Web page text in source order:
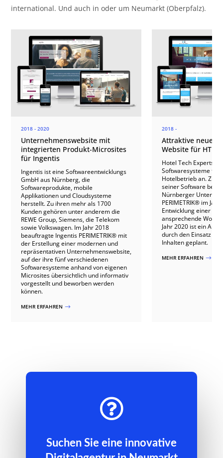
international. Und auch in oder um Neumarkt (Oberpfalz).
2018 - 2020
Unternehmenswebsite mit
integrierten Produkt-Microsites
für Ingentis
Ingentis ist eine Softwareentwicklungs
GmbH aus Nürnberg, die
Softwareprodukte, mobile
Applikationen und Cloudsysteme
herstellt. Zu ihren mehr als 1700
Kunden gehören unter anderem die
REWE Group, Siemens, die Telekom
sowie Volkswagen. Im Jahr 2018
beauftragte Ingentis PERIMETRIK® mit
der Erstellung einer modernen und
repräsentativen Unternehmenswebsite,
auf der ihre fünf verschiedenen
Softwaresysteme anhand von eigenen
Microsites übersichtlich und informativ
vorgestellt und beworben werden
können.
MEHR ERFAHREN $
2018 -
Attraktive neue
Website für HTE
Hotel Tech Experts
Softwaresysteme für
Hotelbetrieb an. Zur
seiner Software
Nürnberger
PERIMETRIK® im
Entwicklung einer
ansprechende
Jahr 2020 ist ein
durch den Einsatz
Inhalten geplant.
MEHR ERFAHREN $

Suchen Sie eine innovative